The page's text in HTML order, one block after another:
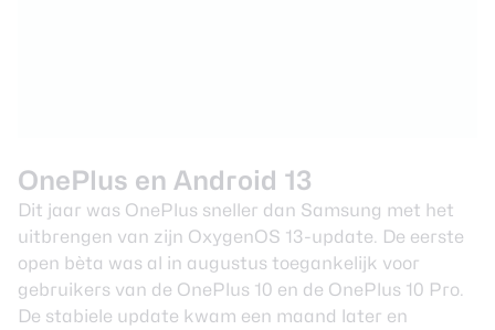
OnePlus en Android 13
Dit jaar was OnePlus sneller dan Samsung met het
uitbrengen van zijn OxygenOS 13-update. De eerste
open bèta was al in augustus toegankelijk voor
gebruikers van de OnePlus 10 en de OnePlus 10 Pro.
De stabiele update kwam een maand later en